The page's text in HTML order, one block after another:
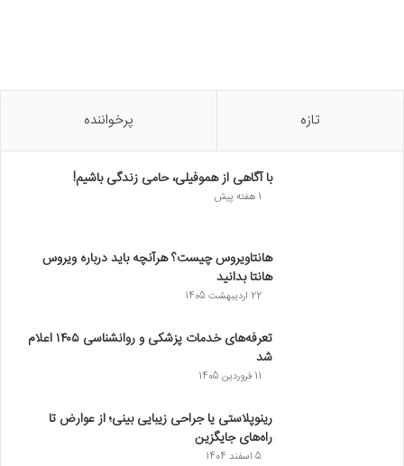
تازه پرخواننده
با آگاهی از هموفیلی، حامی زندگی باشیم!
1 هفته پیش
هانتاویروس چیست؟ هرآنچه باید درباره ویروس
هانتا بدانید
22 اردیبهشت 1405
تعرفه‌های خدمات پزشکی و روانشناسی ۱۴۰۵ اعلام
شد
11 فروردین 1405
رینوپلاستی یا جراحی زیبایی بینی؛ از عوارض تا
راه‌های جایگزین
5 اسفند 1404